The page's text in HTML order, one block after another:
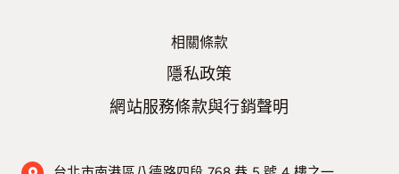
相關條款
隱私政策
網站服務條款與行銷聲明